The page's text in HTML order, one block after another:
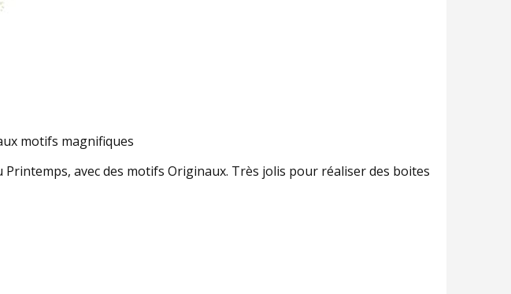
motifs magnifiques
avec des motifs Originaux. Très jolis pour réaliser des boites